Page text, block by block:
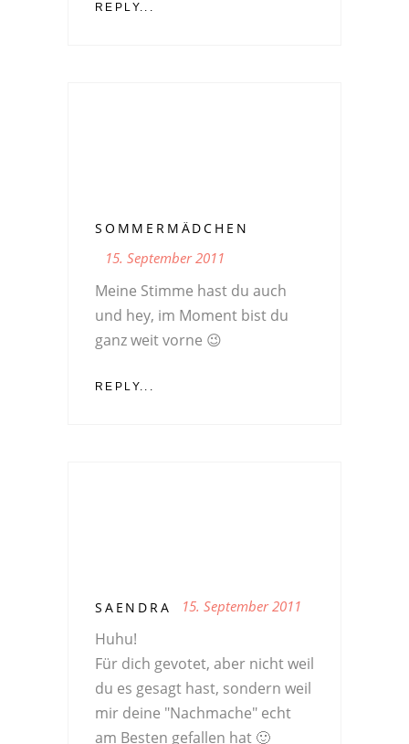
REPLY...
SOMMERMÄDCHEN
15. September 2011
Meine Stimme hast du auch
und hey, im Moment bist du
ganz weit vorne 😉
REPLY...
SAENDRA 15. September 2011
Huhu!
Für dich gevotet, aber nicht weil
du es gesagt hast, sondern weil
mir deine "Nachmache" echt
am Besten gefallen hat 🙂